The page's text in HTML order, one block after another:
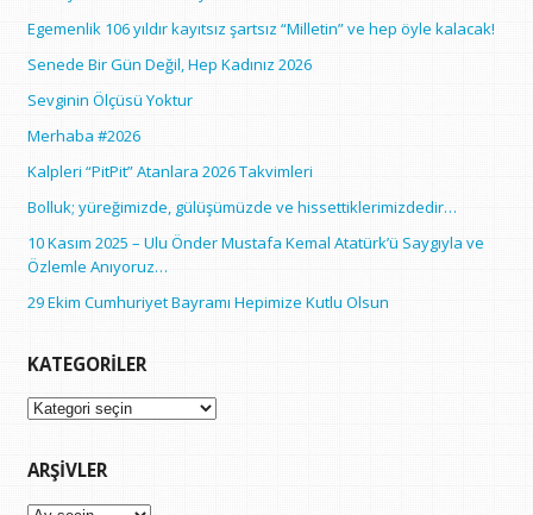
Egemenlik 106 yıldır kayıtsız şartsız “Milletin” ve hep öyle kalacak!
Senede Bir Gün Değil, Hep Kadınız 2026
Sevginin Ölçüsü Yoktur
Merhaba #2026
Kalpleri “PitPit” Atanlara 2026 Takvimleri
Bolluk; yüreğimizde, gülüşümüzde ve hissettiklerimizdedir…
10 Kasım 2025 – Ulu Önder Mustafa Kemal Atatürk’ü Saygıyla ve
Özlemle Anıyoruz…
29 Ekim Cumhuriyet Bayramı Hepimize Kutlu Olsun
KATEGORILER
Kategoriler
ARŞIVLER